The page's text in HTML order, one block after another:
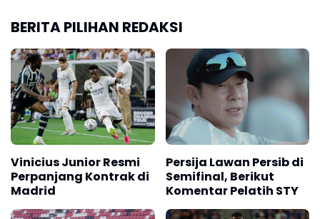
BERITA PILIHAN REDAKSI
Vinicius Junior Resmi
Perpanjang Kontrak di
Madrid
Persija Lawan Persib di
Semifinal, Berikut
Komentar Pelatih STY